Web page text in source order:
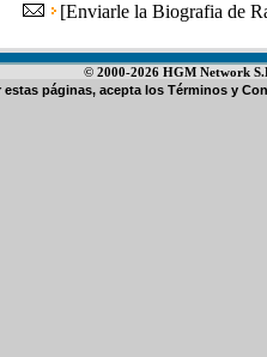
[Enviarle la Biografia de
© 2000-2026 HGM Network
estas páginas, acepta los Términos y